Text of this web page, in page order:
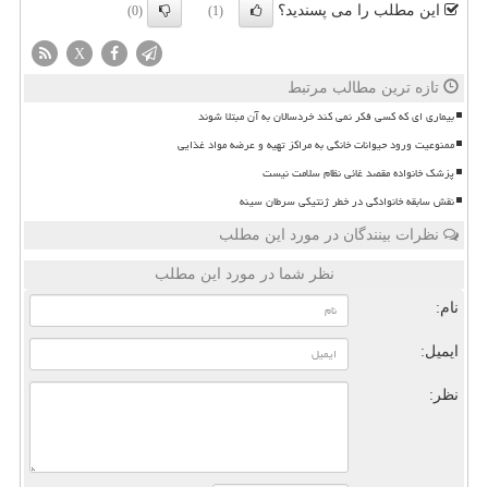
این مطلب را می پسندید؟ (1)
(0)
X
تازه ترین مطالب مرتبط
بیماری ای که کسی فکر نمی کند خردسالان به آن مبتلا شوند
ممنوعیت ورود حیوانات خانگی به مراکز تهیه و عرضه مواد غذایی
پزشک خانواده مقصد غائی نظام سلامت نیست
نقش سابقه خانوادگی در خطر ژنتیکی سرطان سینه
نظرات بینندگان در مورد این مطلب
نظر شما در مورد این مطلب
نام:
ایمیل:
نظر: